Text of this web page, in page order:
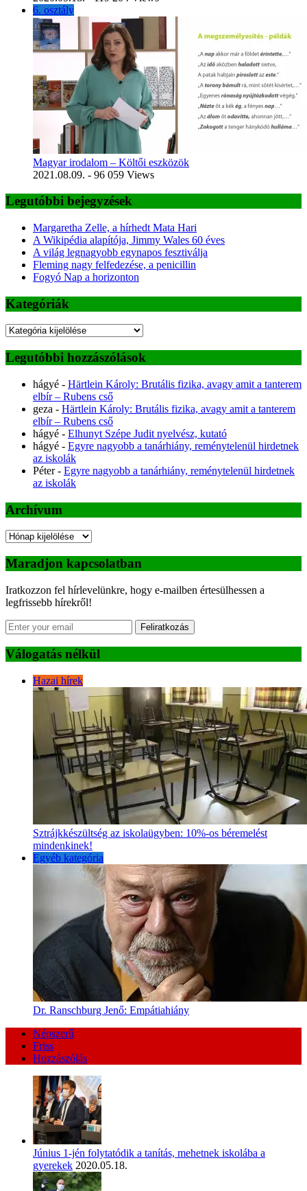
6. osztály
Magyar irodalom – Költői eszközök
2021.08.09. - 96 059 Views
Legutóbbi bejegyzések
Margaretha Zelle, a hírhedt Mata Hari
A Wikipédia alapítója, Jimmy Wales 60 éves
A világ legnagyobb egynapos fesztiválja
Fleming nagy felfedezése, a penicillin
Fogyó Nap a horizonton
Kategóriák
Kategóriák
Legutóbbi hozzászólások
hágyé - Härtlein Károly: Brutális fizika, avagy amit a tanterem
elbír – Rubens cső
geza - Härtlein Károly: Brutális fizika, avagy amit a tanterem
elbír – Rubens cső
hágyé - Elhunyt Szépe Judit nyelvész, kutató
hágyé - Egyre nagyobb a tanárhiány, reménytelenül hirdetnek
az iskolák
Péter- Egyre nagyobb a tanárhiány, reménytelenül hirdetnek
az iskolák
Archívum
Archívum
Maradjon kapcsolatban
Iratkozzon fel hírlevelünkre, hogy e-mailben értesülhessen a
legfrissebb hírekről!
Feliratkozás
Válogatás nélkül
Hazai hírek
Sztrájkkészültség az iskolaügyben: 10%-os béremelést
mindenkinek!
Egyéb kategória
Dr. Ranschburg Jenő: Empátiahiány
Népszerű
Friss
Hozzászólás
Június 1-jén folytatódik a tanítás, mehetnek iskolába a
gyerekek 2020.05.18.